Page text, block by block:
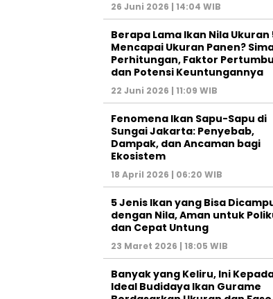
26 Juni 2026 | 14:04 WIB
Berapa Lama Ikan Nila Ukuran
Mencapai Ukuran Panen?
Perhitungan, Faktor
dan Potensi Keuntungannya
22 Juni 2026 | 11:09 WIB
Fenomena Ikan Sapu-Sapu di
Sungai Jakarta: Penyebab,
Dampak, dan Ancaman bagi
Ekosistem
18 April 2026 | 06:20 WIB
5 Jenis Ikan yang Bisa
dengan Nila, Aman untuk
dan Cepat Untung
23 Maret 2026 | 18:05 WIB
Banyak yang Keliru, Ini
Ideal Budidaya Ikan Gurame